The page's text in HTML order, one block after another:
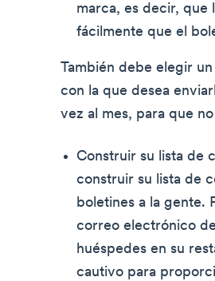
marca, es decir,
fácilmente que el
También debe elegir
con la que desea
vez al mes, para que
Construir su lista de
construir su lista de
boletines a la gente.
correo electrónico
huéspedes en su
cautivo para